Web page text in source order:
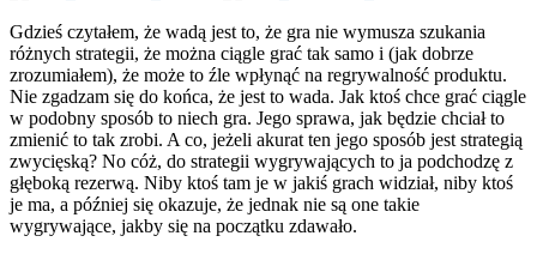
Gdzieś czytałem, że wadą jest to, że gra nie wymusza szukania
różnych strategii, że można ciągle grać tak samo i (jak dobrze
zrozumiałem), że może to źle wpłynąć na regrywalność produktu.
Nie zgadzam się do końca, że jest to wada. Jak ktoś chce grać ciągle
w podobny sposób to niech gra. Jego sprawa, jak będzie chciał to
zmienić to tak zrobi. A co, jeżeli akurat ten jego sposób jest strategią
zwycięską? No cóż, do strategii wygrywających to ja podchodzę z
głęboką rezerwą. Niby ktoś tam je w jakiś grach widział, niby ktoś
je ma, a później się okazuje, że jednak nie są one takie
wygrywające, jakby się na początku zdawało.